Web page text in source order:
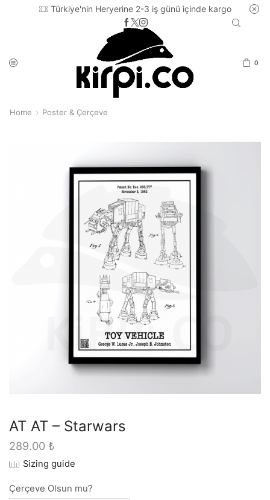
Türkiye'nin Heryerine 2-3 iş günü içinde kargo
0
Home Poster & Çerçeve
AT AT – Starwars
289.00 ₺
Sizing guide
Çerçeve Olsun mu?